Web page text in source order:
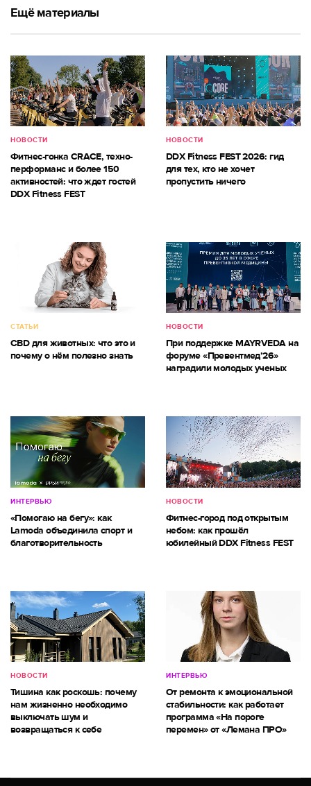
Ещё материалы
НОВОСТИ
Фитнес-гонка CRACE, техно-
перформанс и более 150
активностей: что ждет гостей
DDX Fitness FEST
НОВОСТИ
DDX Fitness FEST 2026: гид
для тех, кто не хочет
пропустить ничего
СТАТЬИ
CBD для животных: что это и
почему о нём полезно знать
НОВОСТИ
При поддержке MAYRVEDA на
форуме «Превентмед’26»
наградили молодых ученых
ИНТЕРВЬЮ
«Помогаю на бегу»: как
Lamoda объединила спорт и
благотворительность
НОВОСТИ
Фитнес-город под открытым
небом: как прошёл
юбилейный DDX Fitness FEST
НОВОСТИ
Тишина как роскошь: почему
нам жизненно необходимо
выключать шум и
возвращаться к себе
ИНТЕРВЬЮ
От ремонта к эмоциональной
стабильности: как работает
программа «На пороге
перемен» от «Лемана ПРО»